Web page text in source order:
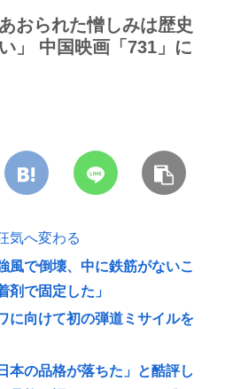
おられた憎しみは歴史
」 中国映画「731」に
気へ変わる
風で倒壊、中に鉄筋がないこ
剤で固定した」
に向けて初の弾道ミサイルを
本の品格が落ちた」と酷評し